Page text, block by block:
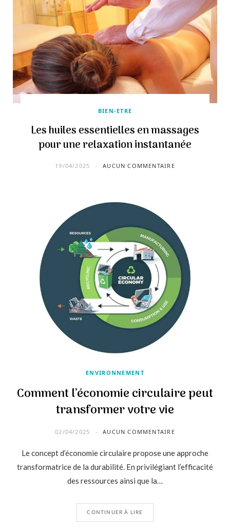
BIEN-ETRE
Les huiles essentielles en massages
pour une relaxation instantanée
19/04/2025 AUCUN COMMENTAIRE
ENVIRONNEMENT
Comment l’économie circulaire peut
transformer votre vie
02/04/2025 AUCUN COMMENTAIRE
Le concept d’économie circulaire propose une approche
transformatrice de la durabilité. En privilégiant l’efficacité
des ressources ainsi que la…
CONTINUER À LIRE